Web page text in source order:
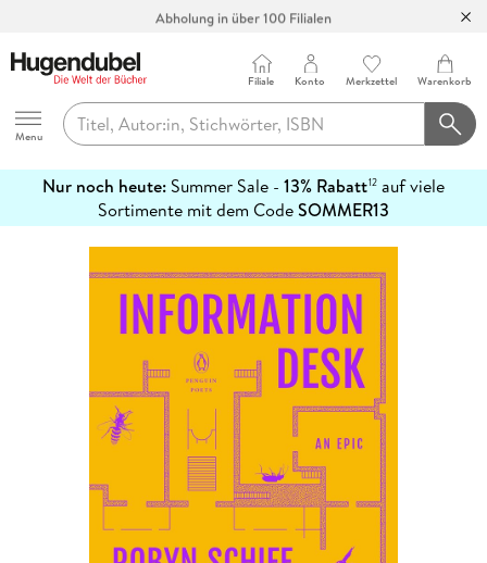
Abholung in über 100 Filialen
Hugendubel
Menu
Filiale Konto Merkzettel Warenkorb
Nur noch heute: Summer Sale - 13% Rabatt12 auf viele
Sortimente mit dem CodeSOMMER13
erfahren